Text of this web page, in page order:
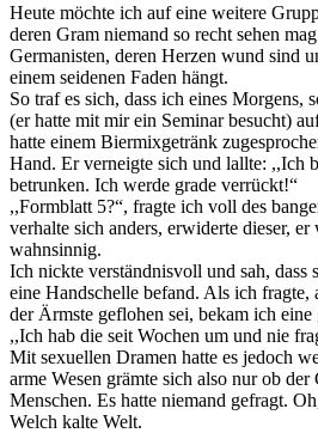
Heute möchte ich auf eine weitere
deren Gram niemand so recht sehen
Germanisten, deren Herzen wund sind
einem seidenen Faden hängt.
So traf es sich, dass ich eines Morgens,
(er hatte mit mir ein Seminar besucht)
hatte einem Biermixgetränk
Hand. Er verneigte sich und lallte: ,,Ich
betrunken. Ich werde grade verrückt!“
,,Formblatt 5?“, fragte ich voll des
verhalte sich anders, erwiderte dieser, er
wahnsinnig.
Ich nickte verständnisvoll und sah, dass
eine Handschelle befand. Als ich fragte,
der Ärmste geflohen sei, bekam ich
,,Ich hab die seit Wochen um und nie
Mit sexuellen Dramen hatte es jedoch
arme Wesen grämte sich also nur ob
Menschen. Es hatte niemand gefragt.
Welch kalte Welt.